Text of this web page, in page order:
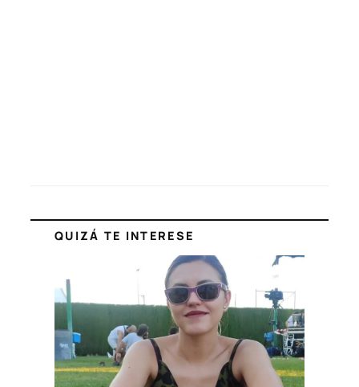
QUIZÁ TE INTERESE